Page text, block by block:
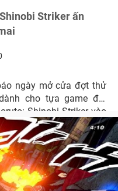
Striker ấn
ngày mở cửa đợt thử
cho tựa game đối
Shinobi Striker vào